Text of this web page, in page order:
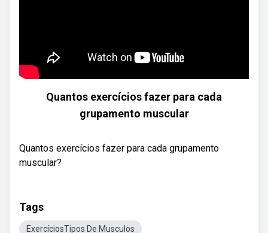
Quantos exercícios fazer para cada
grupamento muscular
Quantos exercícios fazer para cada grupamento
muscular?
Tags
ExercíciosTipos De Musculos